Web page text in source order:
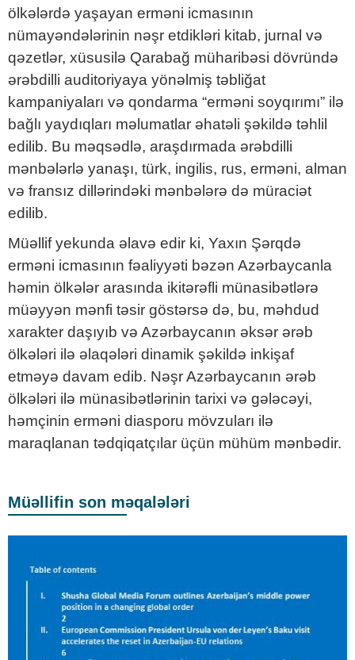
ölkələrdə yaşayan erməni icmasının
nümayəndələrinin nəşr etdikləri kitab, jurnal və
qəzetlər, xüsusilə Qarabağ müharibəsi dövründə
ərəbdilli auditoriyaya yönəlmiş təbliğat
kampaniyaları və qondarma “erməni soyqırımı” ilə
bağlı yaydıqları məlumatlar əhatəli şəkildə təhlil
edilib. Bu məqsədlə, araşdırmada ərəbdilli
mənbələrlə yanaşı, türk, ingilis, rus, erməni, alman
və fransız dillərindəki mənbələrə də müraciət
edilib.
Müəllif yekunda əlavə edir ki, Yaxın Şərqdə
erməni icmasının fəaliyyəti bəzən Azərbaycanla
həmin ölkələr arasında ikitərəfli münasibətlərə
müəyyən mənfi təsir göstərsə də, bu, məhdud
xarakter daşıyıb və Azərbaycanın əksər ərəb
ölkələri ilə əlaqələri dinamik şəkildə inkişaf
etməyə davam edib. Nəşr Azərbaycanın ərəb
ölkələri ilə münasibətlərinin tarixi və gələcəyi,
həmçinin erməni diasporu mövzuları ilə
maraqlanan tədqiqatçılar üçün mühüm mənbədir.
Müəllifin son məqalələri